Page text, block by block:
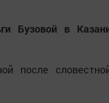
Бузовой в
после